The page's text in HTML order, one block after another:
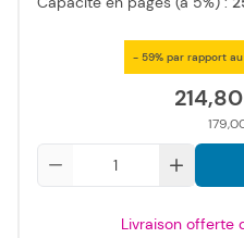
- 59% par rapport
Livraison offerte